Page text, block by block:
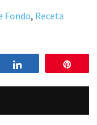
Fondo, Receta
Compartir